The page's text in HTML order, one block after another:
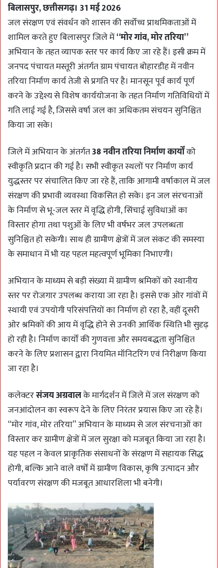
बिलासपुर, छत्तीसगढ़। 31 मई 2026
जल संरक्षण एवं संवर्धन को शासन की सर्वोच्च प्राथमिकताओं में
शामिल करते हुए बिलासपुर जिले में“मोर गांव, मोर तरिया”
अभियान के तहत व्यापक स्तर पर कार्य किए जा रहे हैं। इसी क्रम में
जनपद पंचायत मस्तूरी अंतर्गत ग्राम पंचायत बोहारडीह में नवीन
तरिया निर्माण कार्य तेजी से प्रगति पर है। मानसून पूर्व कार्य पूर्ण
करने के उद्देश्य से विशेष कार्ययोजना के तहत निर्माण गतिविधियों में
गति लाई गई है, जिससे वर्षा जल का अधिकतम संचयन सुनिश्चित
किया जा सके।
जिले में अभियान के अंतर्गत38 नवीन तरिया निर्माण कार्योंको
स्वीकृति प्रदान की गई है। सभी स्वीकृत स्थलों पर निर्माण कार्य
युद्धस्तर पर संचालित किए जा रहे हैं, ताकि आगामी वर्षाकाल में जल
संरक्षण की प्रभावी व्यवस्था विकसित हो सके। इन जल संरचनाओं
के निर्माण से भू-जल स्तर में वृद्धि होगी, सिंचाई सुविधाओं का
विस्तार होगा तथा पशुओं के लिए भी वर्षभर जल उपलब्धता
सुनिश्चित हो सकेगी। साथ ही ग्रामीण क्षेत्रों में जल संकट की समस्या
के समाधान में भी यह पहल महत्वपूर्ण भूमिका निभाएगी।
अभियान के माध्यम से बड़ी संख्या में ग्रामीण श्रमिकों को स्थानीय
स्तर पर रोजगार उपलब्ध कराया जा रहा है। इससे एक ओर गांवों में
स्थायी एवं उपयोगी परिसंपत्तियों का निर्माण हो रहा है, वहीं दूसरी
ओर श्रमिकों की आय में वृद्धि होने से उनकी आर्थिक स्थिति भी सुदृढ़
हो रही है। निर्माण कार्यों की गुणवत्ता और समयबद्धता सुनिश्चित
करने के लिए प्रशासन द्वारा नियमित मॉनिटरिंग एवं निरीक्षण किया
जा रहा है।
कलेक्टरसंजय अग्रवालके मार्गदर्शन में जिले में जल संरक्षण को
जनआंदोलन का स्वरूप देने के लिए निरंतर प्रयास किए जा रहे हैं।
“मोर गांव, मोर तरिया” अभियान के माध्यम से जल संरचनाओं का
विस्तार कर ग्रामीण क्षेत्रों में जल सुरक्षा को मजबूत किया जा रहा है।
यह पहल न केवल प्राकृतिक संसाधनों के संरक्षण में सहायक सिद्ध
होगी, बल्कि आने वाले वर्षों में ग्रामीण विकास, कृषि उत्पादन और
पर्यावरण संरक्षण की मजबूत आधारशिला भी बनेगी।